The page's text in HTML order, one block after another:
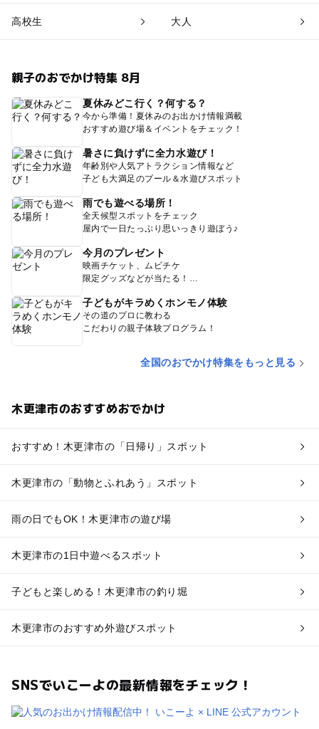
高校生 大人
親子のおでかけ特集 8月
夏休みどこ行く？何する？
今から準備！夏休みのお出かけ情報満載
おすすめ遊び場＆イベントをチェック！
暑さに負けずに全力水遊び！
年齢別や人気アトラクション情報など
子ども大満足のプール＆水遊びスポット
雨でも遊べる場所！
全天候型スポットをチェック
屋内で一日たっぷり思いっきり遊ぼう♪
今月のプレゼント
映画チケット、ムビチケ
限定グッズなどが当たる！
子どもがキラめくホンモノ体験
その道のプロに教わる
こだわりの親子体験プログラム！
全国のおでかけ特集をもっと見る
木更津市のおすすめおでかけ
おすすめ！木更津市の「日帰り」スポット
木更津市の「動物とふれあう」スポット
雨の日でもOK！木更津市の遊び場
木更津市の1日中遊べるスポット
子どもと楽しめる！木更津市の釣り堀
木更津市のおすすめ外遊びスポット
SNSでいこーよの最新情報をチェック！